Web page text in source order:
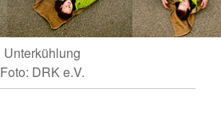
Unterkühlung
Foto: DRK e.V.